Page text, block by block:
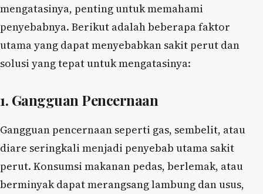
mengatasinya, penting untuk memahami
penyebabnya. Berikut adalah beberapa faktor
utama yang dapat menyebabkan sakit perut dan
solusi yang tepat untuk mengatasinya:
1. Gangguan Pencernaan
Gangguan pencernaan seperti gas, sembelit, atau
diare seringkali menjadi penyebab utama sakit
perut. Konsumsi makanan pedas, berlemak, atau
berminyak dapat merangsang lambung dan usus,